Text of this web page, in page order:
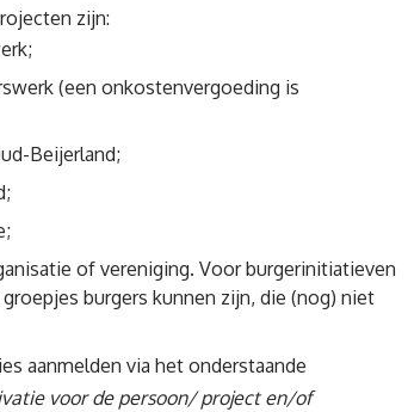
zijn:
(een onkostenvergoeding is
Beijerland;
of vereniging. Voor burgerinitiatieven
burgers kunnen zijn, die (nog) niet
aanmelden via het onderstaande
voor de persoon/ project en/of